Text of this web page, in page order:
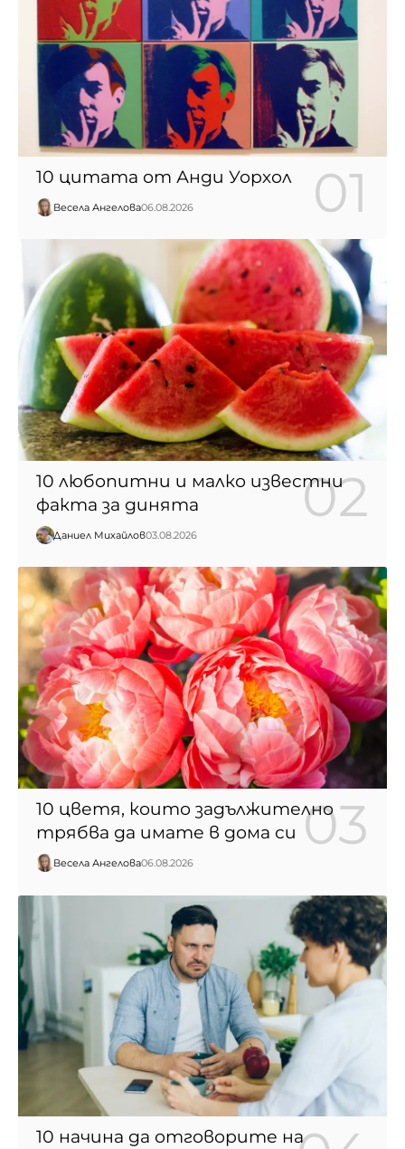
10 цитата от Анди Уорхол
Весела Ангелова06.08.2026
10 любопитни и малко известни
факта за динята
Даниел Михайлов03.08.2026
10 цветя, които задължително
трябва да имате в дома си
Весела Ангелова06.08.2026
10 начина да отговорите на